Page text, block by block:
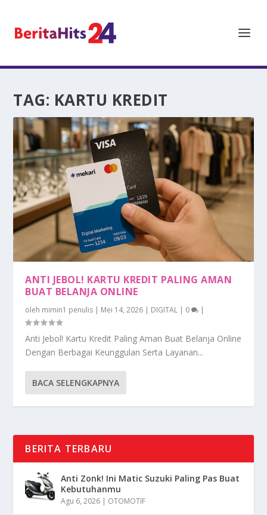
TAG: KARTU KREDIT
ANTI JEBOL! KARTU KREDIT PALING AMAN
BUAT BELANJA ONLINE
oleh mimin1 penulis | Mei 14, 2026 | DIGITAL | 0 |
Anti Jebol! Kartu Kredit Paling Aman Buat Belanja Online
Dengan Berbagai Keunggulan Serta Layanan...
BACA SELENGKAPNYA
BERITA TERBARU
Anti Zonk! Ini Matic Suzuki Paling Pas Buat
Kebutuhanmu
Agu 6, 2026 | OTOMOTIF